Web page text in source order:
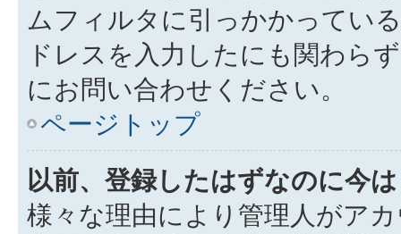
ムフィルタに引っかかってい
ドレスを入力したにも関わら
にお問い合わせください。
ページトップ
以前、登録したはずなのに今
様々な理由により管理人がア